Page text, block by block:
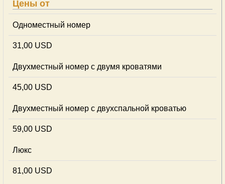
Цены от
Одноместный номер
31,00 USD
Двухместный номер с двумя кроватями
45,00 USD
Двухместный номер с двухспальной кроватью
59,00 USD
Люкс
81,00 USD